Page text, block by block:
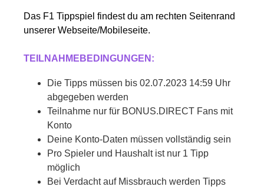
Das F1 Tippspiel findest du am rechten Seitenrand
unserer Webseite/Mobileseite.
TEILNAHMEBEDINGUNGEN:
Die Tipps müssen bis 02.07.2023 14:59 Uhr
abgegeben werden
Teilnahme nur für BONUS.DIRECT Fans mit
Konto
Deine Konto-Daten müssen vollständig sein
Pro Spieler und Haushalt ist nur 1 Tipp
möglich
Bei Verdacht auf Missbrauch werden Tipps